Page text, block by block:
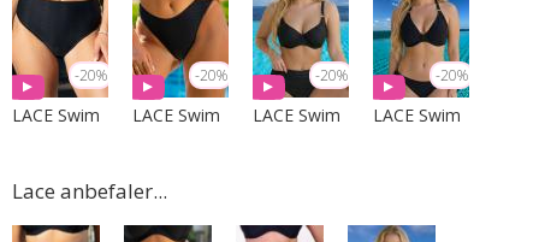
-20%
LACE Swim
-20%
LACE Swim
-20%
LACE Swim
-20%
LACE Swim
Lace anbefaler...